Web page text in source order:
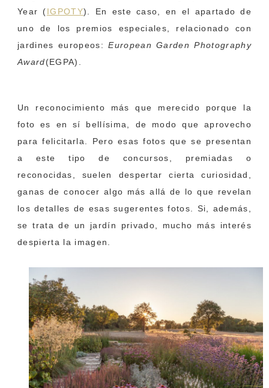
Year (IGPOTY). En este caso, en el apartado de
uno de los premios especiales, relacionado con
jardines europeos:European Garden Photography
Award(EGPA).
Un reconocimiento más que merecido porque la
foto es en sí bellísima, de modo que aprovecho
para felicitarla. Pero esas fotos que se presentan
a este tipo de concursos, premiadas o
reconocidas, suelen despertar cierta curiosidad,
ganas de conocer algo más allá de lo que revelan
los detalles de esas sugerentes fotos. Si, además,
se trata de un jardín privado, mucho más interés
despierta la imagen.